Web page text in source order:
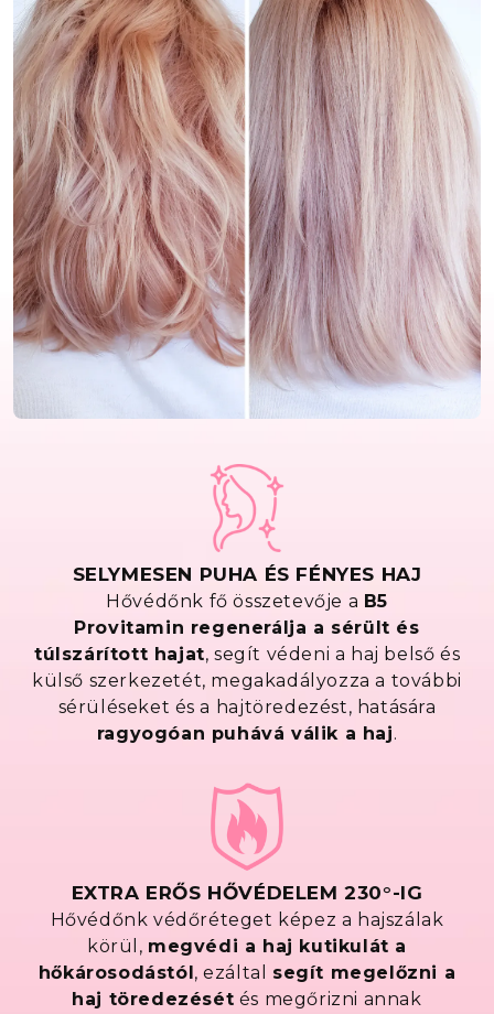
SELYMESEN PUHA ÉS FÉNYES HAJ
Hővédőnk fő összetevője a B5
Provitamin regenerálja a sérült és
túlszárított hajat, segít védeni a haj belső és
külső szerkezetét, megakadályozza a további
sérüléseket és a hajtöredezést, hatására
ragyogóan puhává válik a haj.
EXTRA ERŐS HŐVÉDELEM 230°-IG
Hővédőnk védőréteget képez a hajszálak
körül, megvédi a haj kutikulát a
hőkárosodástól, ezáltal segít megelőzni a
haj töredezését és megőrizni annak